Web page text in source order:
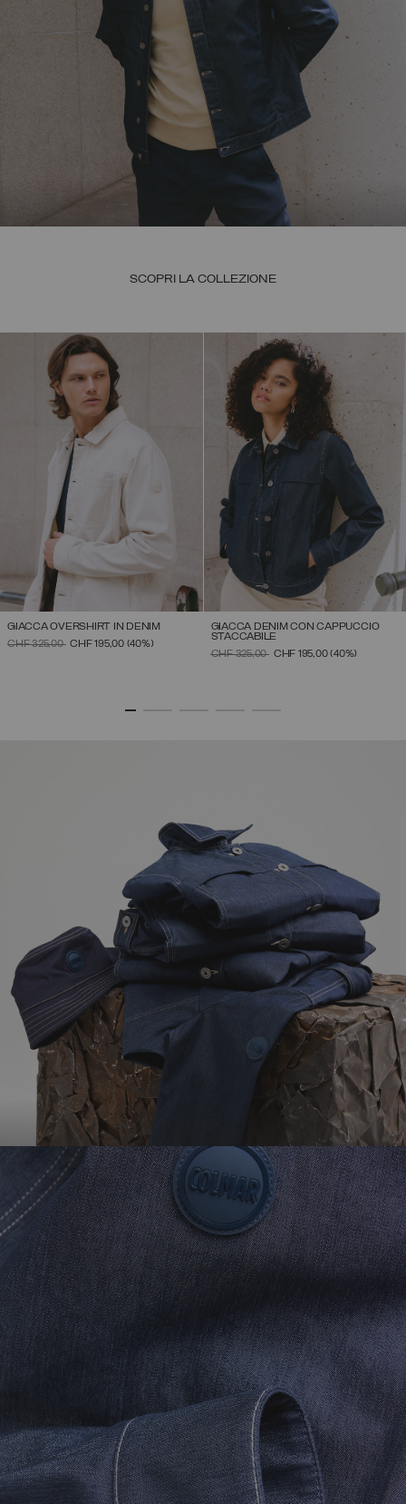
SCOPRI LA COLLEZIONE
GIACCA OVERSHIRT IN DENIM
PREZZO RIDOTTO DA
CHF 325,00ACHF 195,00 (40%)
GIACCA DENIM CON CAPPUCCIO
STACCABILE
PREZZO RIDOTTO DA
CHF 325,00ACHF 195,00(40%)